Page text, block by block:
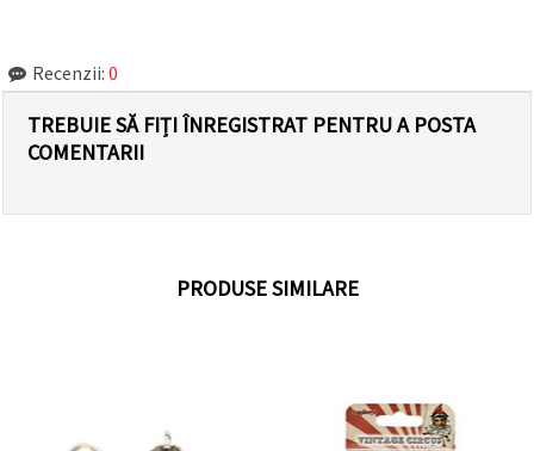
Recenzii: 0
TREBUIE SĂ FIȚI ÎNREGISTRAT PENTRU A POSTA
COMENTARII
PRODUSE SIMILARE